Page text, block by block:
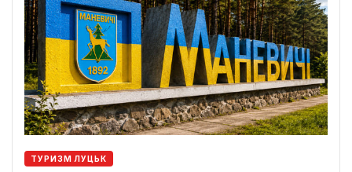
ТУРИЗМ ЛУЦЬК